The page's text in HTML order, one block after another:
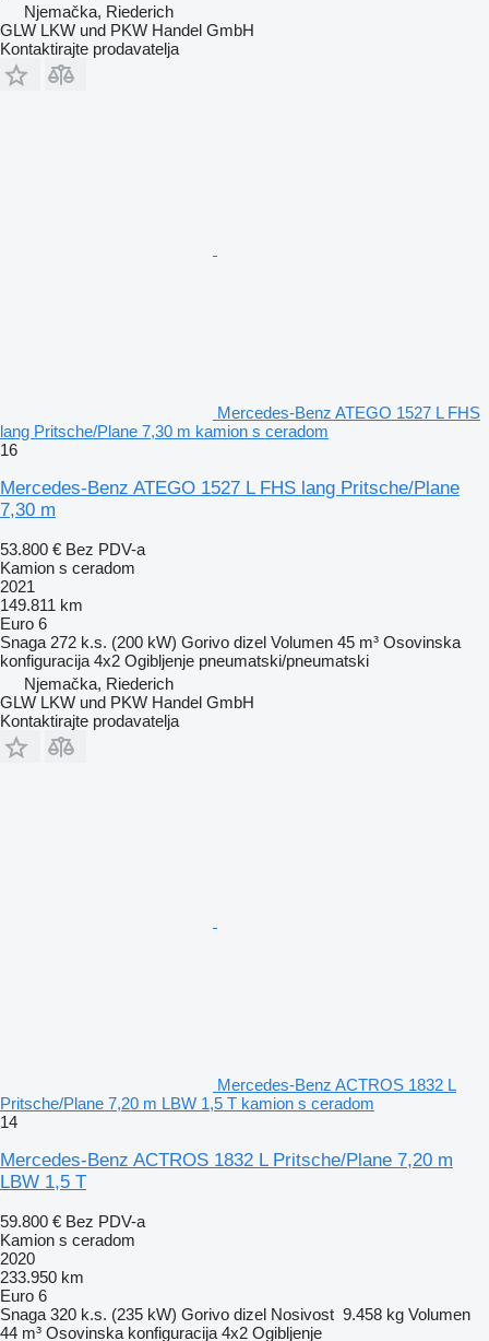
Njemačka, Riederich
GLW LKW und PKW Handel GmbH
Kontaktirajte prodavatelja
Mercedes-Benz ATEGO 1527 L FHS
lang Pritsche/Plane 7,30 m kamion s ceradom
16
Mercedes-Benz ATEGO 1527 L FHS lang Pritsche/Plane
7,30 m
53.800 € Bez PDV-a
Kamion s ceradom
2021
149.811 km
Euro 6
Snaga 272 k.s. (200 kW) Gorivo dizel Volumen 45 m³ Osovinska
konfiguracija 4x2 Ogibljenje pneumatski/pneumatski
Njemačka, Riederich
GLW LKW und PKW Handel GmbH
Kontaktirajte prodavatelja
Mercedes-Benz ACTROS 1832 L
Pritsche/Plane 7,20 m LBW 1,5 T kamion s ceradom
14
Mercedes-Benz ACTROS 1832 L Pritsche/Plane 7,20 m
LBW 1,5 T
59.800 € Bez PDV-a
Kamion s ceradom
2020
233.950 km
Euro 6
Snaga 320 k.s. (235 kW) Gorivo dizel Nosivost 9.458 kg Volumen
44 m³ Osovinska konfiguracija 4x2 Ogibljenje